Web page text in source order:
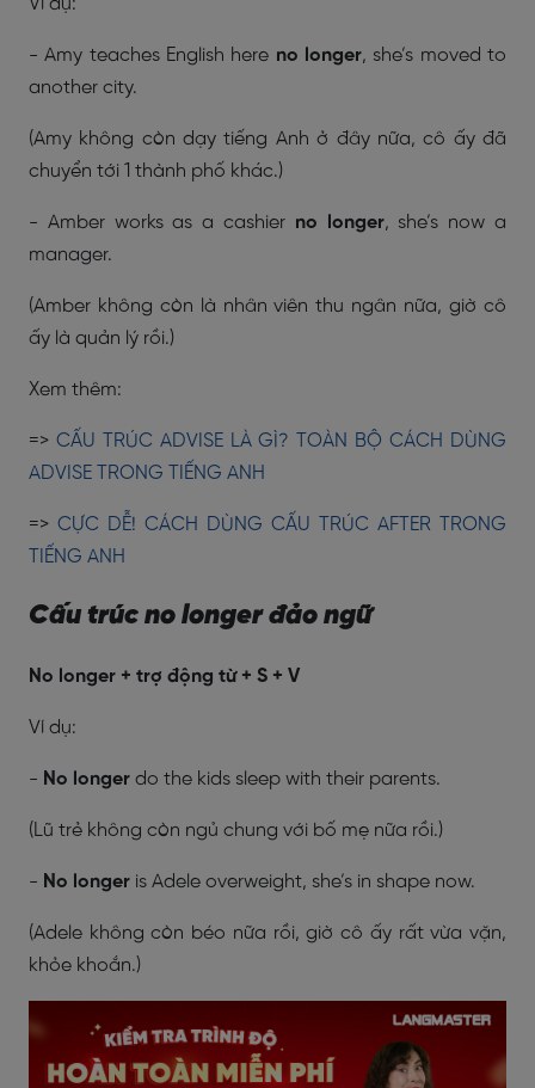
Ví dụ:
- Amy teaches English here no longer, she’s moved to
another city.
(Amy không còn dạy tiếng Anh ở đây nữa, cô ấy đã
chuyển tới 1 thành phố khác.)
- Amber works as a cashier no longer, she’s now a
manager.
(Amber không còn là nhân viên thu ngân nữa, giờ cô
ấy là quản lý rồi.)
Xem thêm:
=> CẤU TRÚC ADVISE LÀ GÌ? TOÀN BỘ CÁCH DÙNG
ADVISE TRONG TIẾNG ANH
=> CỰC DỄ! CÁCH DÙNG CẤU TRÚC AFTER TRONG
TIẾNG ANH
Cấu trúc no longer đảo ngữ
No longer + trợ động từ + S + V
Ví dụ:
- No longer do the kids sleep with their parents.
(Lũ trẻ không còn ngủ chung với bố mẹ nữa rồi.)
- No longer is Adele overweight, she’s in shape now.
(Adele không còn béo nữa rồi, giờ cô ấy rất vừa vặn,
khỏe khoắn.)